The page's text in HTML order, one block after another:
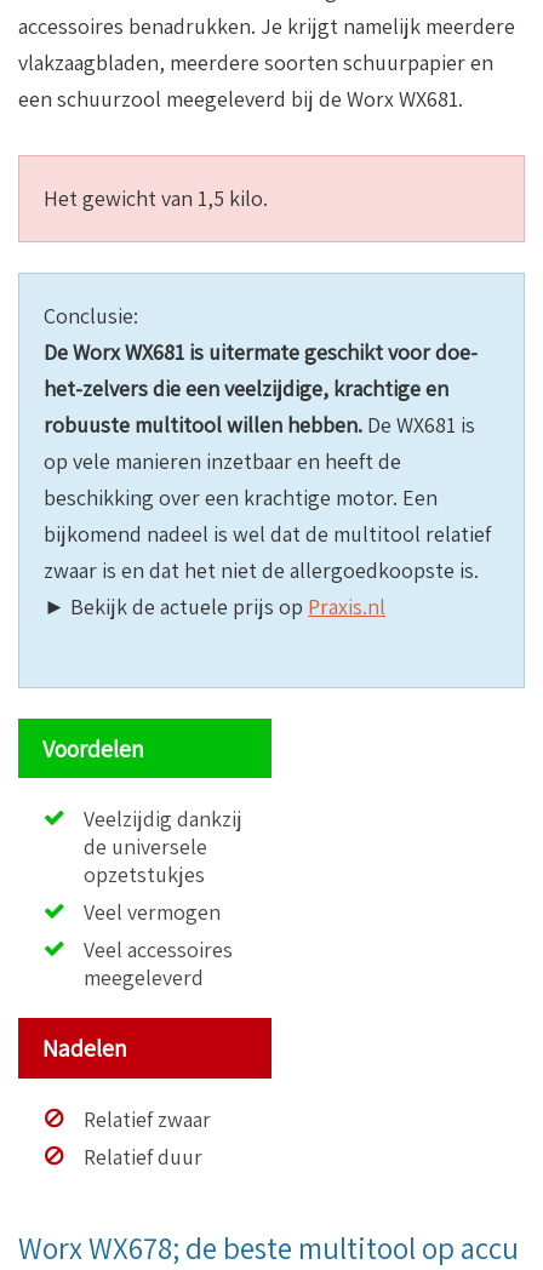
accessoires benadrukken. Je krijgt namelijk meerdere
vlakzaagbladen, meerdere soorten schuurpapier en
een schuurzool meegeleverd bij de Worx WX681.
Het gewicht van 1,5 kilo.
Conclusie:
De Worx WX681 is uitermate geschikt voor doe-
het-zelvers die een veelzijdige, krachtige en
robuuste multitool willen hebben. De WX681 is
op vele manieren inzetbaar en heeft de
beschikking over een krachtige motor. Een
bijkomend nadeel is wel dat de multitool relatief
zwaar is en dat het niet de allergoedkoopste is.
► Bekijk de actuele prijs op Praxis.nl
Voordelen
Veelzijdig dankzij
de universele
opzetstukjes
Veel vermogen
Veel accessoires
meegeleverd
Nadelen
Relatief zwaar
Relatief duur
Worx WX678; de beste multitool op accu